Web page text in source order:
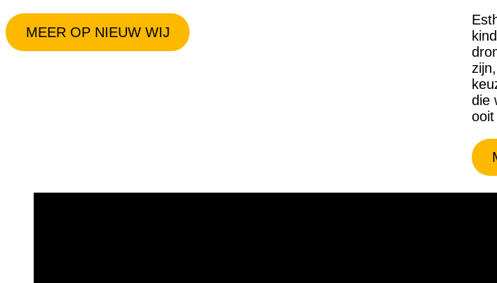
MEER OP NIEUW WIJ
die
ooit